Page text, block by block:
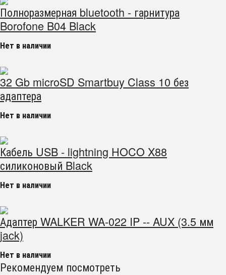
Полноразмерная bluetooth - гарнитура
Borofone B04 Black
Нет в наличии
32 Gb microSD Smartbuy Class 10 без
адаптера
Нет в наличии
Кабель USB - lightning HOCO X88
силиконовый Black
Нет в наличии
Адаптер WALKER WA-022 IP -- AUX (3.5 мм
jack)
Нет в наличии
Рекомендуем посмотреть